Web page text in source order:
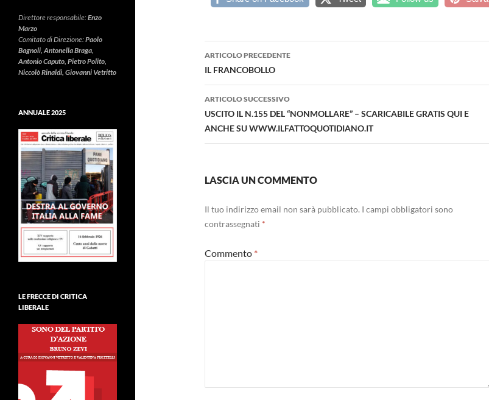
Navigazione
articolo
ARTICOLO PRECEDENTE
IL FRANCOBOLLO
ARTICOLO SUCCESSIVO
USCITO IL N.155 DEL “NONMOLLARE” – SCARICABILE GRATIS QUI E
ANCHE SU WWW.ILFATTOQUOTIDIANO.IT
LASCIA UN COMMENTO
Il tuo indirizzo email non sarà pubblicato. I campi obbligatori sono
contrassegnati *
Commento *
Direttore responsabile:Enzo
Marzo
Comitato di Direzione:Paolo
Bagnoli, Antonella Braga,
Antonio Caputo, Pietro Polito,
Niccolò Rinaldi, Giovanni Vetritto
ANNUALE 2025
LE FRECCE DI CRITICA
LIBERALE